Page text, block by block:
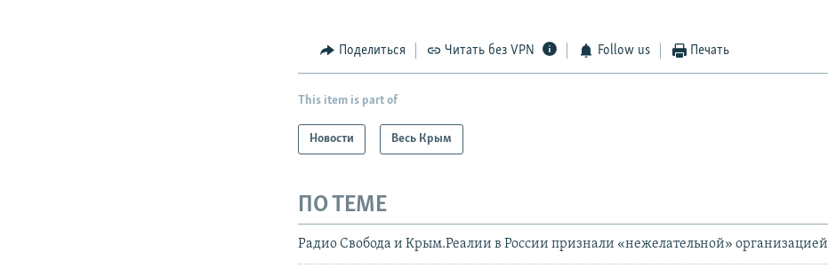
Поделиться Читать без VPN Follow us Печать
This item is part of
Новости Весь Крым
ПО ТЕМЕ
Радио Свобода и Крым.Реалии в России признали «нежелательной» организацией